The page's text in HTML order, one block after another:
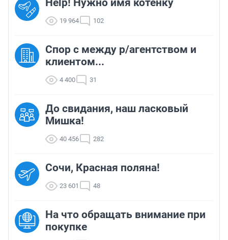
19 964 102
Спор с между р/агентством и
клиентом...
4 400 31
До свидания, наш ласковый
Мишка!
40 456 282
Сочи, Красная поляна!
23 601 48
На что обращать внимание при
покупке